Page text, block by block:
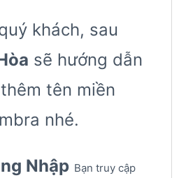
khách, sau
sẽ hướng dẫn
tên miền
nhé.
Nhập Bạn truy cập